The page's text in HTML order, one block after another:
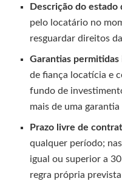
Descrição do estado
pelo locatário no
resguardar direitos
Garantias permitidas
de fiança locatícia e
fundo de
mais de uma
Prazo livre de
qualquer período;
igual ou superior a
regra própria